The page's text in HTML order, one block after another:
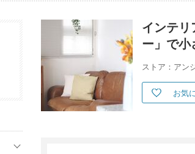
インテリ
ー」で小
ストア：アン
お気